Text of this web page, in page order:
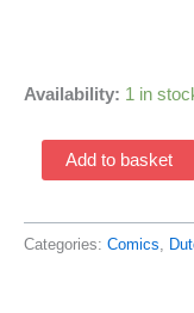
Availability: 1 in
Spider-
Man
9
Add to basket
Categories: Comics,